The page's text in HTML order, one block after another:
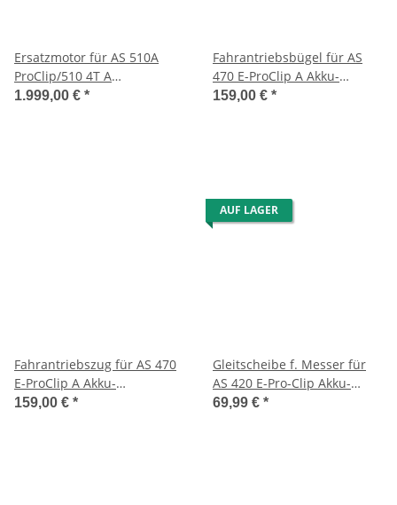
Ersatzmotor für AS 510A
ProClip/510 4T A
Rasenmäher
1.999,00 € *
Fahrantriebsbügel für AS
470 E-ProClip A Akku-
Mulchmäher
159,00 € *
Fahrantriebszug für AS 470
E-ProClip A Akku-
Mulchmäher
159,00 € *
AUF LAGER
Gleitscheibe f. Messer für
AS 420 E-Pro-Clip Akku-
Mulchmäher
69,99 € *